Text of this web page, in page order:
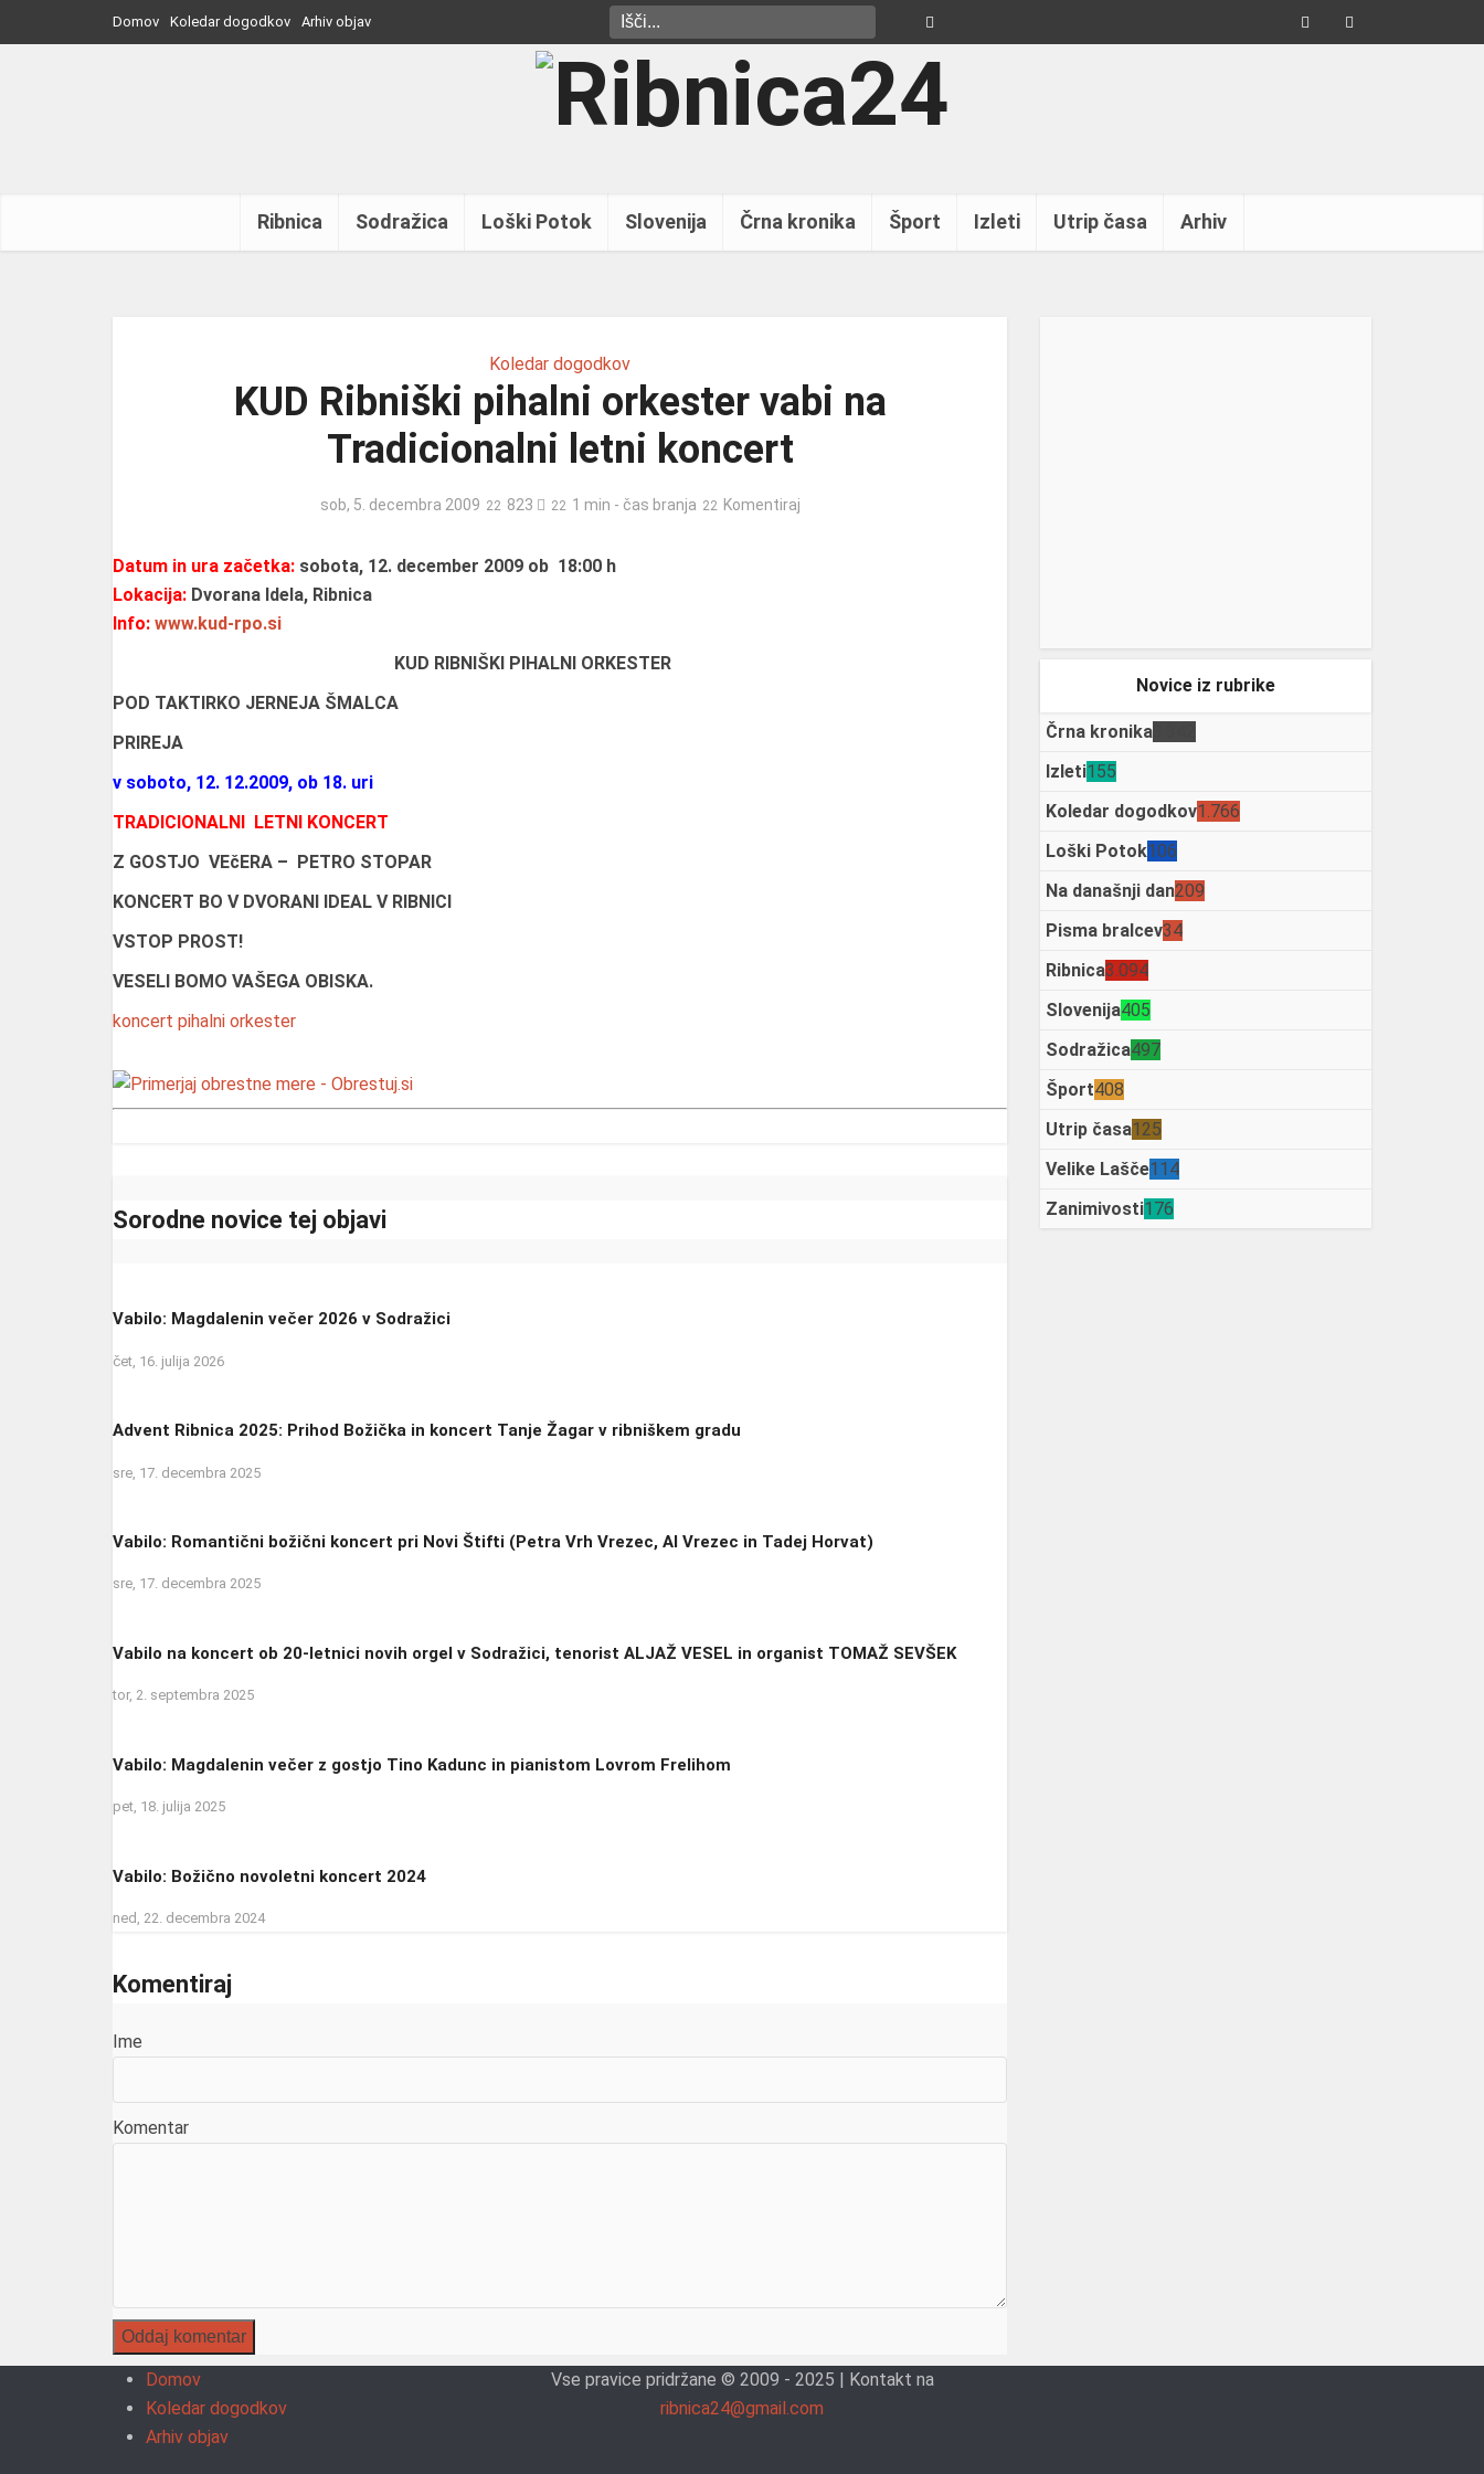
Domov Koledar dogodkov Arhiv objav
Ribnica Sodražica Loški Potok Slovenija Črna kronika Šport Izleti Utrip časa Arhiv
Koledar dogodkov
KUD Ribniški pihalni orkester vabi na
Tradicionalni letni koncert
sob, 5. decembra 2009 823 1 min - čas branja Komentiraj
Datum in ura začetka: sobota, 12. december 2009 ob 18:00 h
Lokacija: Dvorana Idela, Ribnica
Info: www.kud-rpo.si
KUD RIBNIŠKI PIHALNI ORKESTER
POD TAKTIRKO JERNEJA ŠMALCA
PRIREJA
v soboto, 12. 12.2009, ob 18. uri
TRADICIONALNI LETNI KONCERT
Z GOSTJO VEčERA – PETRO STOPAR
KONCERT BO V DVORANI IDEAL V RIBNICI
VSTOP PROST!
VESELI BOMO VAŠEGA OBISKA.
koncert pihalni orkester
Sorodne novice tej objavi
Vabilo: Magdalenin večer 2026 v Sodražici
čet, 16. julija 2026
Advent Ribnica 2025: Prihod Božička in koncert Tanje Žagar v ribniškem gradu
sre, 17. decembra 2025
Vabilo: Romantični božični koncert pri Novi Štifti (Petra Vrh Vrezec, Al Vrezec in Tadej Horvat)
sre, 17. decembra 2025
Vabilo na koncert ob 20-letnici novih orgel v Sodražici, tenorist ALJAŽ VESEL in organist TOMAŽ SEVŠEK
tor, 2. septembra 2025
Vabilo: Magdalenin večer z gostjo Tino Kadunc in pianistom Lovrom Frelihom
pet, 18. julija 2025
Vabilo: Božično novoletni koncert 2024
ned, 22. decembra 2024
Komentiraj
Ime
Komentar
Novice iz rubrike
Črna kronika
Izleti155
Koledar dogodkov1.766
Loški Potok106
Na današnji dan209
Pisma bralcev34
Ribnica3.094
Slovenija405
Sodražica497
Šport408
Utrip časa125
Velike Lašče114
Zanimivosti176
Domov
Koledar dogodkov
Arhiv objav
Vse pravice pridržane © 2009 - 2025 | Kontakt na
ribnica24@gmail.com